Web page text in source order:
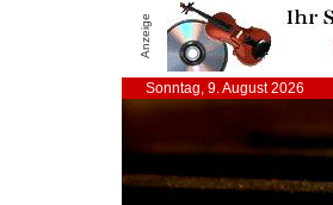
Anzeige
Sonntag, 9. August 2026